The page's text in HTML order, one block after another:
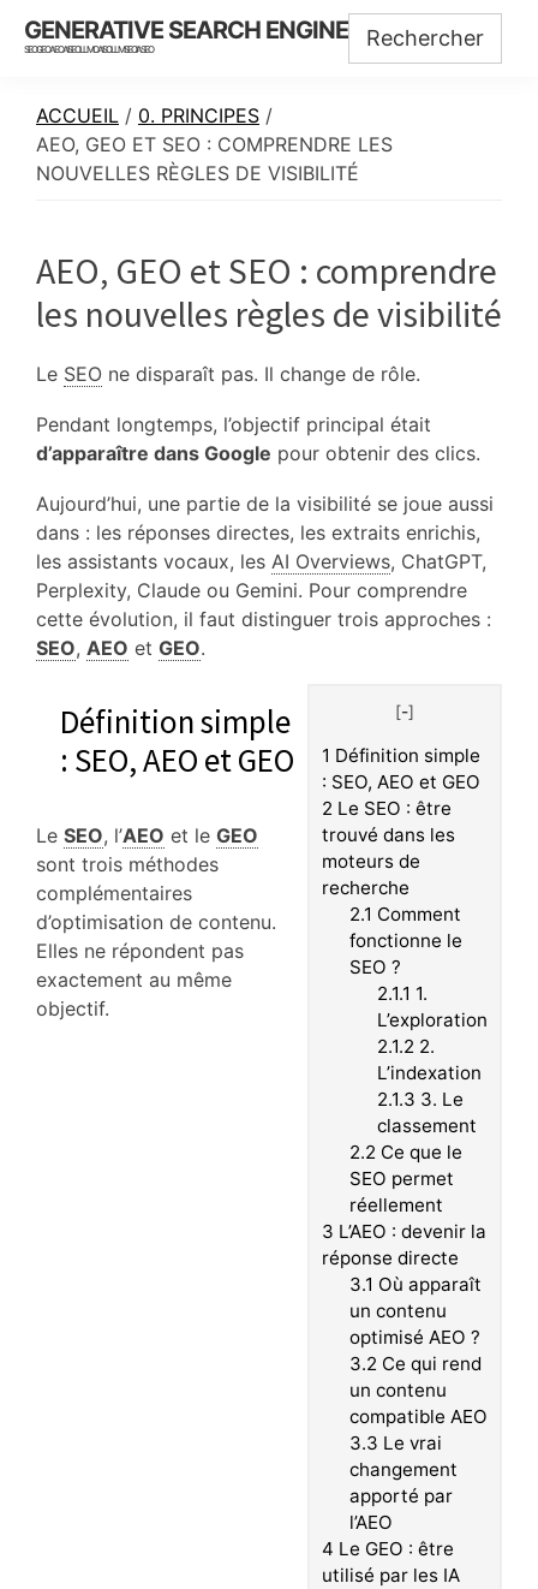
Skip
Skip
Skip
GENERATIVE SEARCH ENGINE
SEO GEO AEO AISEO LLMO AISO LLMSEO IASEO
ACCUEIL / 0. PRINCIPES /
AEO, GEO ET SEO : COMPRENDRE LES
NOUVELLES RÈGLES DE VISIBILITÉ
AEO, GEO et SEO : comprendre
les nouvelles règles de visibilité
Le SEO ne disparaît pas. Il change de rôle.
Pendant longtemps, l’objectif principal était
d’apparaître dans Google pour obtenir des clics.
Aujourd’hui, une partie de la visibilité se joue aussi
dans : les réponses directes, les extraits enrichis,
les assistants vocaux, les AI Overviews, ChatGPT,
Perplexity, Claude ou Gemini. Pour comprendre
cette évolution, il faut distinguer trois approches :
SEO, AEO et GEO.
[-]
1 Définition simple
: SEO, AEO et GEO
2 Le SEO : être
trouvé dans les
moteurs de
recherche
2.1 Comment
fonctionne le
SEO ?
2.1.1 1.
L’exploration
2.1.2 2.
L’indexation
2.1.3 3. Le
classement
2.2 Ce que le
SEO permet
réellement
3 L’AEO : devenir la
réponse directe
3.1 Où apparaît
un contenu
optimisé AEO ?
3.2 Ce qui rend
un contenu
compatible AEO
3.3 Le vrai
changement
apporté par
l’AEO
4 Le GEO : être
utilisé par les IA
Définition simple
: SEO, AEO et GEO
Le SEO, l’AEO et le GEO
sont trois méthodes
complémentaires
d’optimisation de contenu.
Elles ne répondent pas
exactement au même
objectif.